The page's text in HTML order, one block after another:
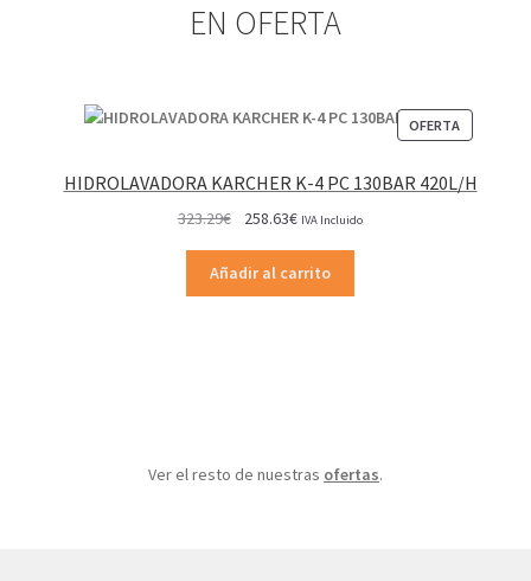
EN OFERTA
OFERTA
EN
HIDROLAVADORA KARCHER K-4 PC 130BAR 420L/H
323.29€
original
era:
258.63€El
actual
es:
IVA Incluido
Añadir al carrito
Ver el resto de nuestras ofertas.